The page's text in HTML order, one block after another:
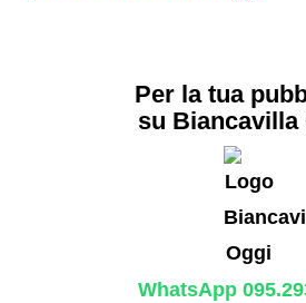
Per la tua
su Biancavilla
WhatsApp